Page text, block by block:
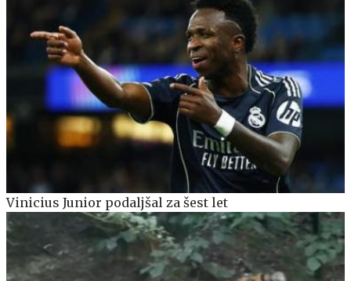
Vinicius Junior podaljšal za šest let